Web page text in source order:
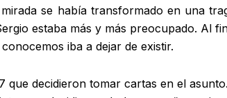
se había transformado en una
estaba más y más preocupado. Al
iba a dejar de existir.
decidieron tomar cartas en el